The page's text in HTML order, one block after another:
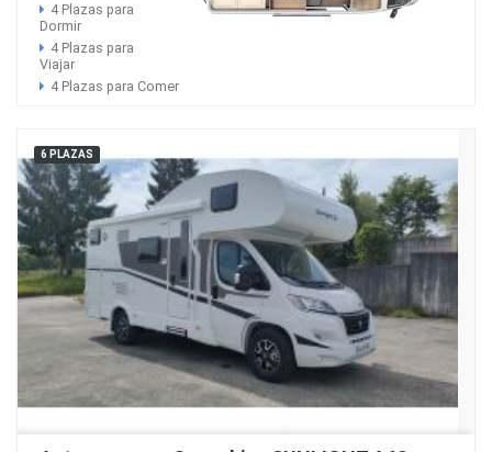
4 Plazas para
Dormir
4 Plazas para
Viajar
4 Plazas para Comer
6 PLAZAS